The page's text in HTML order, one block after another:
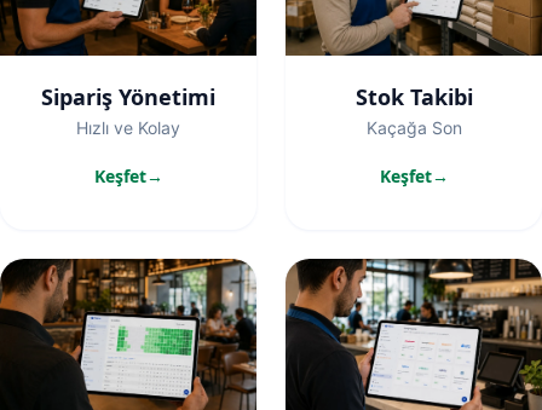
Sipariş Yönetimi
Hızlı ve Kolay
Keşfet
Stok Takibi
Kaçağa Son
Keşfet